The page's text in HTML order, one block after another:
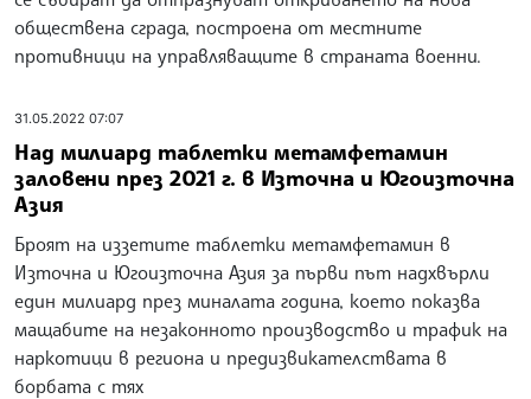
обществена сграда, построена от местните
противници на управляващите в страната военни.
31.05.2022 07:07
Над милиард таблетки метамфетамин
заловени през 2021 г. в Източна и Югоизточна
Азия
Броят на иззетите таблетки метамфетамин в
Източна и Югоизточна Азия за първи път надхвърли
един милиард през миналата година, което показва
мащабите на незаконното производство и трафик на
наркотици в региона и предизвикателствата в
борбата с тях